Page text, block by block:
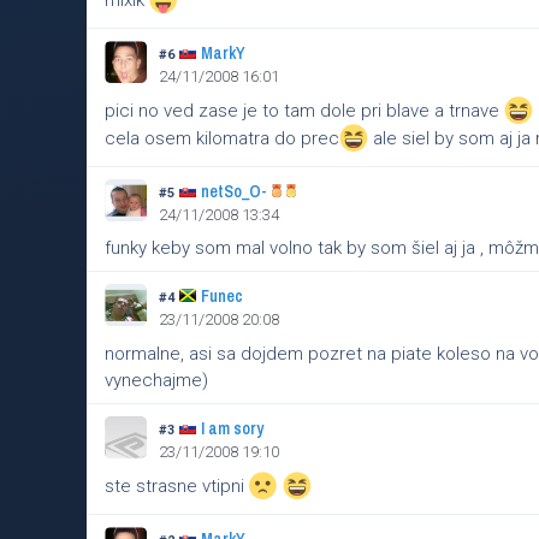
#6 MarkY
24/11/2008 16:01
pici no ved zase je to tam dole pri blave a trnave
cela osem kilomatra do prec
ale siel by som aj ja
#5 netSo_O-
24/11/2008 13:34
funky keby som mal volno tak by som šiel aj ja ,
#4 Funec
23/11/2008 20:08
normalne, asi sa dojdem pozret na piate koleso na
vynechajme)
#3 I am sory
23/11/2008 19:10
ste strasne vtipni